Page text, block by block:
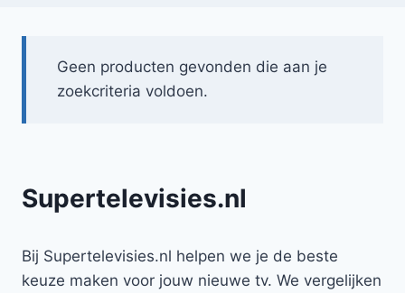
Geen producten gevonden die aan je
zoekcriteria voldoen.
Supertelevisies.nl
Bij Supertelevisies.nl helpen we je de beste
keuze maken voor jouw nieuwe tv. We vergelijken